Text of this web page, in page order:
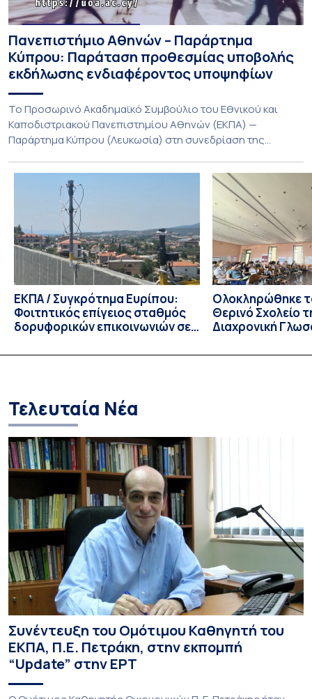
Πανεπιστήμιο Αθηνών – Παράρτημα
Κύπρου: Παράταση προθεσμίας υποβολής
εκδήλωσης ενδιαφέροντος υποψηφίων
Το Προσωρινό Ακαδημαϊκό Συμβούλιο του Εθνικού και
Καποδιστριακού Πανεπιστημίου Αθηνών (ΕΚΠΑ) —
Παράρτημα Κύπρου (Λευκωσία) στη συνεδρίαση της
παράταση της προθεσμίας υποβολής εκδήλωσης
ενδιαφέροντος για την φοίτηση σε Προγράμματα Σπουδών,
Τμημάτων του Πανεπιστημίου μας στο Παράρτημα Κύπρου
για το ακαδημαϊκό έτος 2026-2027, έως τη Δευτέρα 31
Αυγούστου 2026. […]
ΕΚΠΑ / Συγκρότημα Ευρίπου:
Φοιτητικός επίγειος σταθμός
δορυφορικών επικοινωνιών σε
Ολοκληρώθηκε
Θερινό Σχολείο
Διαχρονική
Linguistics in
Τελευταία Νέα
Συνέντευξη του Ομότιμου Καθηγητή του
ΕΚΠΑ, Π.Ε. Πετράκη, στην εκπομπή
“Update” στην ΕΡΤ